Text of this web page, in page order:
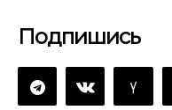
Подпишись